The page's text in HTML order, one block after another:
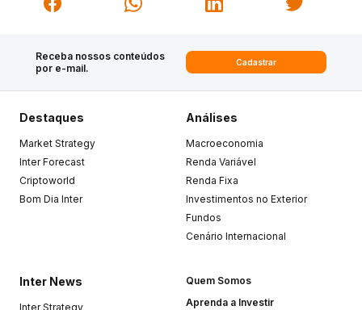
Receba nossos conteúdos
por e-mail.
Cadastrar
Destaques
Market Strategy
Inter Forecast
Criptoworld
Bom Dia Inter
Análises
Macroeconomia
Renda Variável
Renda Fixa
Investimentos no Exterior
Fundos
Cenário Internacional
Inter News
Inter Strategy
Quem Somos
Aprenda a Investir